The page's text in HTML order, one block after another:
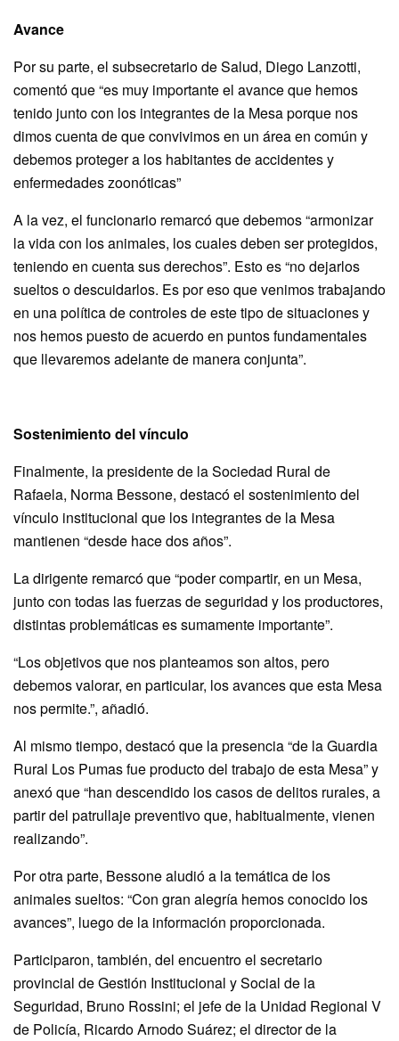
Avance
Por su parte, el subsecretario de Salud, Diego Lanzotti,
comentó que “es muy importante el avance que hemos
tenido junto con los integrantes de la Mesa porque nos
dimos cuenta de que convivimos en un área en común y
debemos proteger a los habitantes de accidentes y
enfermedades zoonóticas”
A la vez, el funcionario remarcó que debemos “armonizar
la vida con los animales, los cuales deben ser protegidos,
teniendo en cuenta sus derechos”. Esto es “no dejarlos
sueltos o descuidarlos. Es por eso que venimos trabajando
en una política de controles de este tipo de situaciones y
nos hemos puesto de acuerdo en puntos fundamentales
que llevaremos adelante de manera conjunta”.
Sostenimiento del vínculo
Finalmente, la presidente de la Sociedad Rural de
Rafaela, Norma Bessone, destacó el sostenimiento del
vínculo institucional que los integrantes de la Mesa
mantienen “desde hace dos años”.
La dirigente remarcó que “poder compartir, en un Mesa,
junto con todas las fuerzas de seguridad y los productores,
distintas problemáticas es sumamente importante”.
“Los objetivos que nos planteamos son altos, pero
debemos valorar, en particular, los avances que esta Mesa
nos permite.”, añadió.
Al mismo tiempo, destacó que la presencia “de la Guardia
Rural Los Pumas fue producto del trabajo de esta Mesa” y
anexó que “han descendido los casos de delitos rurales, a
partir del patrullaje preventivo que, habitualmente, vienen
realizando”.
Por otra parte, Bessone aludió a la temática de los
animales sueltos: “Con gran alegría hemos conocido los
avances”, luego de la información proporcionada.
Participaron, también, del encuentro el secretario
provincial de Gestión Institucional y Social de la
Seguridad, Bruno Rossini; el jefe de la Unidad Regional V
de Policía, Ricardo Arnodo Suárez; el director de la